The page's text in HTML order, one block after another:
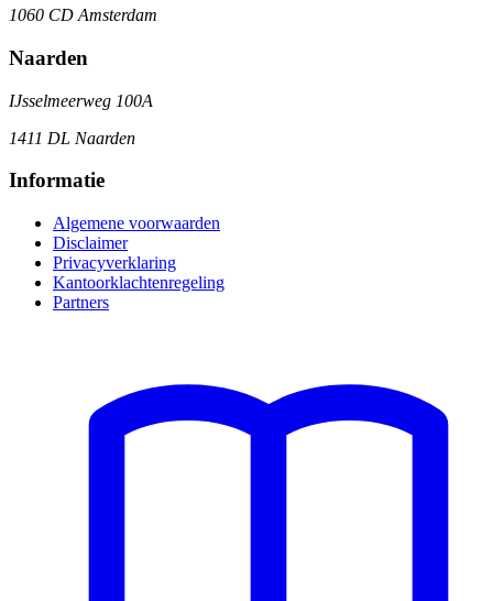
1060 CD Amsterdam
Naarden
IJsselmeerweg 100A
1411 DL Naarden
Informatie
Algemene voorwaarden
Disclaimer
Privacyverklaring
Kantoorklachtenregeling
Partners